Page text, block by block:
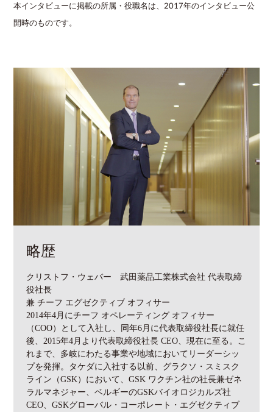
本インタビューに掲載の所属・役職名は、2017年のインタビュー公
開時のものです。
略歴
クリストフ・ウェバー 武田薬品工業株式会社 代表取締
役社長
兼 チーフ エグゼクティブ オフィサー
2014年4月にチーフ オペレーティング オフィサー
（COO）として入社し、同年6月に代表取締役社長に就任
後、2015年4月より代表取締役社長 CEO、現在に至る。こ
れまで、多岐にわたる事業や地域においてリーダーシッ
プを発揮。タケダに入社する以前、グラクソ・スミスク
ライン（GSK）において、GSK ワクチン社の社長兼ゼネ
ラルマネジャー、ベルギーのGSKバイオロジカルズ社
CEO、GSKグローバル・コーポレート・エグゼクティブ